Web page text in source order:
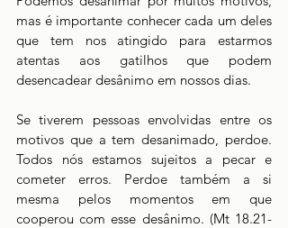
mas é importante conhecer cada um deles
que tem nos atingido para estarmos
atentas aos gatilhos que podem
desencadear desânimo em nossos dias.
Se tiverem pessoas envolvidas entre os
motivos que a tem desanimado, perdoe.
Todos nós estamos sujeitos a pecar e
cometer erros. Perdoe também a si
mesma pelos momentos em que
cooperou com esse desânimo. (Mt 18.21-